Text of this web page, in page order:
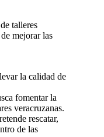
talleres
mejorar las
la calidad de
fomentar la
veracruzanas.
rescatar,
de las